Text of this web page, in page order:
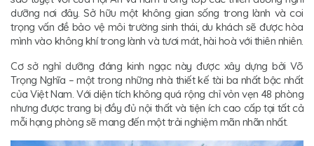
dưỡng nơi đây. Sở hữu một không gian sống trong lành và coi
trọng vấn đề bảo vệ môi trường sinh thái, du khách sẽ được hòa
mình vào không khí trong lành và tươi mát, hài hoà với thiên nhiên.
Cơ sở nghỉ dưỡng đáng kinh ngạc này được xây dựng bởi Võ
Trọng Nghĩa – một trong những nhà thiết kế tài ba nhất bậc nhất
của Việt Nam. Với diện tích không quá rộng chỉ vỏn vẹn 48 phòng
nhưng được trang bị đầy đủ nội thất và tiện ích cao cấp tại tất cả
mỗi hạng phòng sẽ mang đến một trải nghiệm mãn nhãn nhất.